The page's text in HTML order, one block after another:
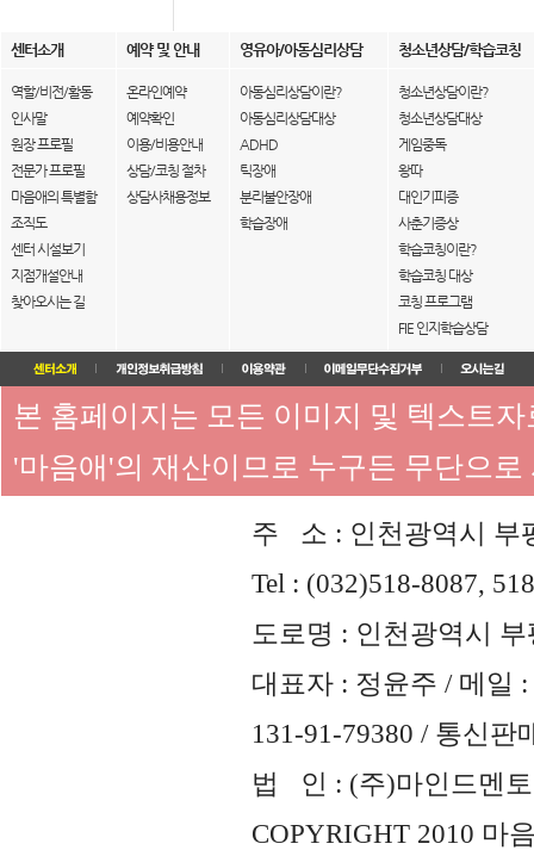
센터소개 예약 및 안내 영유아/아동심리상담 청소년상담/학습코칭
역할/비전/활동
인사말
원장 프로필
전문가 프로필
마음애의 특별함
조직도
센터 시설보기
지점개설안내
찾아오시는 길
온라인예약
예약확인
이용/비용안내
상담/코칭 절차
상담사채용정보
아동심리상담이란?
아동심리상담대상
ADHD
틱장애
분리불안장애
학습장애
청소년상담이란?
청소년상담대상
게임중독
왕따
대인기피증
사춘기증상
학습코칭이란?
학습코칭 대상
코칭 프로그램
FIE 인지학습상담
본 홈페이지는 모든 이미지 및 텍스트
'마음애'의 재산이므로 누구든 무단으
주 소 : 인천광역시 부
Tel : (032)518-8087,
도로명 : 인천광역시
대표자 : 정윤주 / 메일 :
131-91-79380 / 통신판
법 인 : (주)마인드멘토
COPYRIGHT 2010 마